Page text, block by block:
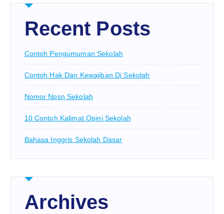
Recent Posts
Contoh Pengumuman Sekolah
Contoh Hak Dan Kewajiban Di Sekolah
Nomor Npsn Sekolah
10 Contoh Kalimat Opini Sekolah
Bahasa Inggris Sekolah Dasar
Archives